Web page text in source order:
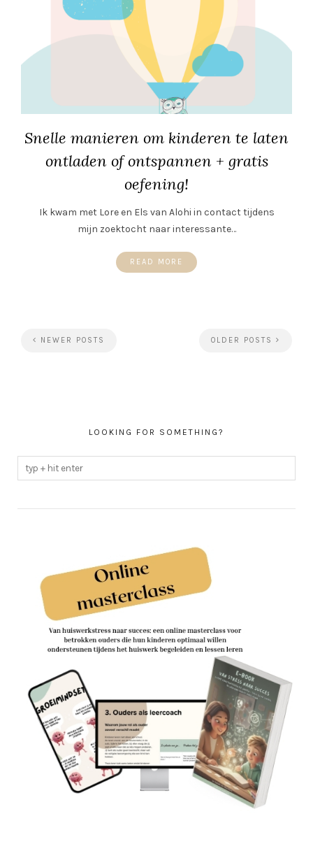
Snelle manieren om kinderen te laten
ontladen of ontspannen + gratis
oefening!
Ik kwam met Lore en Els van Alohi in contact tijdens
mijn zoektocht naar interessante…
READ MORE
OLDER POSTS
NEWER POSTS
LOOKING FOR SOMETHING?